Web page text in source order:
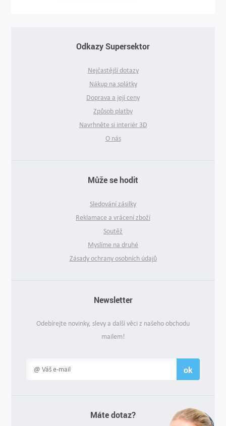
Odkazy Supersektor
Nejčastější dotazy
Nákup na splátky
Doprava a její ceny
Způsob platby
Navrhněte si interiér 3D
O nás
Může se hodit
Sledování zásilky
Reklamace a vrácení zboží
Soutěž
Myslíme na druhé
Zásady ochrany osobních údajů
Newsletter
Odebírejte novinky, slevy a další věci z našeho obchodu
mailem!
ok
Máte dotaz?